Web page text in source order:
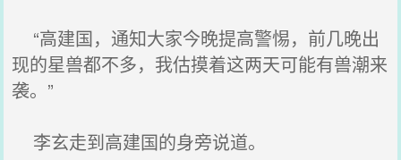
“高建国，通知大家今晚提高警惕，前几晚出
现的星兽都不多，我估摸着这两天可能有兽潮来
袭。”
李玄走到高建国的身旁说道。